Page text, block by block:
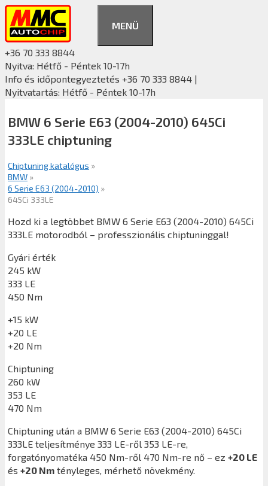
Kilépés
tartalomba
MENÜ
+36 70 333 8844
Nyitva: Hétfő - Péntek 10-17h
Info és időpontegyeztetés +36 70 333 8844 |
Nyitvatartás: Hétfő - Péntek 10-17h
BMW 6 Serie E63 (2004-2010) 645Ci
333LE chiptuning
Chiptuning katalógus »
BMW »
6 Serie E63 (2004-2010) »
645Ci 333LE
Hozd ki a legtöbbet BMW 6 Serie E63 (2004-2010) 645Ci
333LE motorodból – professzionális chiptuninggal!
Gyári érték
245 kW
333 LE
450 Nm
+15 kW
+20 LE
+20 Nm
Chiptuning
260 kW
353 LE
470 Nm
Chiptuning után a BMW 6 Serie E63 (2004-2010) 645Ci
333LE teljesítménye 333 LE-ről 353 LE-re,
forgatónyomatéka 450 Nm-ről 470 Nm-re nő – ez +20 LE
és +20 Nm tényleges, mérhető növekmény.